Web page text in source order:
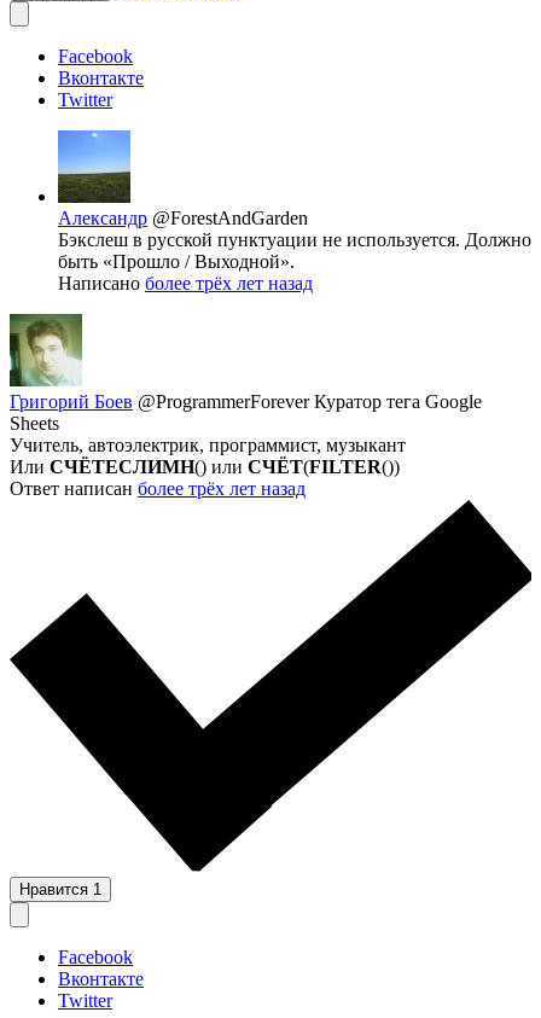
Facebook
Вконтакте
Twitter
Александр @ForestAndGarden
Бэкслеш в русской пунктуации не используется. Должно
быть «Прошло / Выходной».
Написано более трёх лет назад
Григорий Боев @ProgrammerForeverКуратор тега Google
Sheets
Учитель, автоэлектрик, программист, музыкант
Или СЧЁТЕСЛИМН() или СЧЁТ(FILTER())
Ответ написан более трёх лет назад
Нравится 1
Facebook
Вконтакте
Twitter